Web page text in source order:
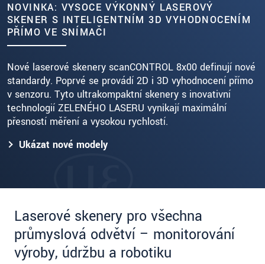
NOVINKA: VYSOCE VÝKONNÝ LASEROVÝ
SKENER S INTELIGENTNÍM 3D VYHODNOCENÍM
PŘÍMO VE SNÍMAČI
Nové laserové skenery scanCONTROL 8x00 definují nové
standardy. Poprvé se provádí 2D i 3D vyhodnocení přímo
v senzoru. Tyto ultrakompaktní skenery s inovativní
technologií ZELENÉHO LASERU vynikají maximální
přesností měření a vysokou rychlostí.
Ukázat nové modely
Laserové skenery pro všechna
průmyslová odvětví – monitorování
výroby, údržbu a robotiku